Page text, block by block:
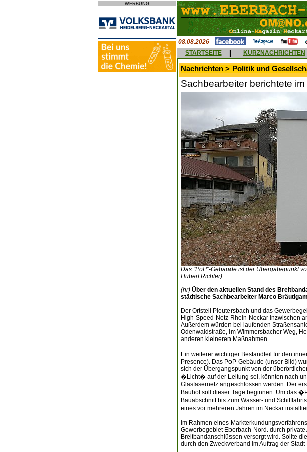
WERBUNG
08.08.2026
STARTSEITE
KURZNACHRICHTEN
Nachrichten > Politik und
Sachbearbeiter berichtete
Das "PoP"-Gebäude ist der Übergabepunkt
Hubert Richter)
(hr) Über den aktuellen Stand des
städtische Sachbearbeiter Marco
Der Ortsteil Pleutersbach und das
High-Speed-Netz Rhein-Neckar inzwischen
Außerdem würden bei laufenden
Odenwaldstraße, im Wimmersbacher Weg,
anderen kleineren Maßnahmen.
Ein weiterer wichtiger Bestandteil für den
Presence). Das PoP-Gebäude (unser Bild)
sich der Übergangspunkt von der
�Licht� auf der Leitung sei, könnten nach
Glasfasernetz angeschlossen werden. Der
Bauhof soll dieser Tage beginnen. Um das
Bauabschnitt bis zum Wasser- und
eines vor mehreren Jahren im Neckar
Im Rahmen eines
Gewerbegebiet Eberbach-Nord. durch
Breitbandanschlüssen versorgt wird. Sollte
durch den Zweckverband im Auftrag der